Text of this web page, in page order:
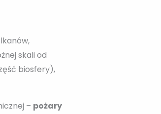
skali od
biosfery),
– pożary